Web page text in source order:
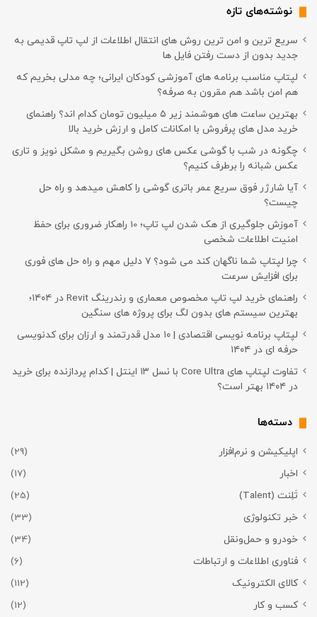
نوشته‌های تازه
سریع ترین و امن ترین روش های انتقال اطلاعات از لپ تاپ قدیمی به
جدید بدون از دست رفتن فایل ها
لپتاپ مناسب برنامه های آموزشی کودکان ایرانی؛ چه مدلی بخریم که
هم امن باشد هم مقرون به صرفه؟
بهترین ساعت های هوشمند زیر ۵ میلیون تومان کدام اند؟ راهنمای
خرید مدل های پرفروش با امکانات کامل و ارزش خرید بالا
چگونه در شب با گوشی عکس های روشن بگیریم و مشکل نویز و تاری
عکس شبانه را برطرف کنیم؟
آیا شارژر فوق سریع عمر باتری گوشی را کاهش میدهد و راه حل
چیست؟
آموزش جلوگیری از هک شدن لپ تاپ؛ 10 راهکار ضروری برای حفظ
امنیت اطلاعات شخصی
چرا لپتاپ شما ناگهان کند می شود؟ ۷ دلیل مهم و راه حل های فوری
برای افزایش سرعت
راهنمای خرید لپ تاپ مخصوص معماری و رندرینگ Revit در ۱۴۰۴؛
بهترین سیستم های بدون لگ برای پروژه های سنگین
لپتاپ برنامه نویسی اقتصادی | ۱۰ مدل قدرتمند و ارزان برای کدنویسی
حرفه ای در ۱۴۰۴
تفاوت لپتاپ های Core Ultra با نسل ۱۳ اینتل | کدام پردازنده برای خرید
در ۱۴۰۴ بهتر است؟
دسته‌ها
اپلیکیشن و نرم‌افزار
(29)
اخبار
(17)
تَلِنت (Talent)
(25)
خبر تکنولوژی
(33)
خودرو و حمل‌و‌نقل
(34)
فناوری اطلاعات و ارتباطات
(6)
کالای الکترونیک
(112)
کسب و کار
(12)